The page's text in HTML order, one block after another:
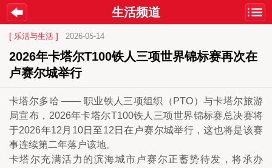
生活频道
[ 乐活与生活 ] 2026-05-14
2026年卡塔尔T100铁人三项世界锦标赛再次在
卢赛尔城举行
卡塔尔多哈 —— 职业铁人三项组织（PTO）与卡塔尔旅游
局宣布，2026年卡塔尔T100铁人三项世界锦标赛总决赛将
于2026年12月10日至12日在卢赛尔城举行，这也将是该赛
事连续第二年落户该地。
卡塔尔充满活力的滨海城市卢赛尔正蓄势待发，将承办